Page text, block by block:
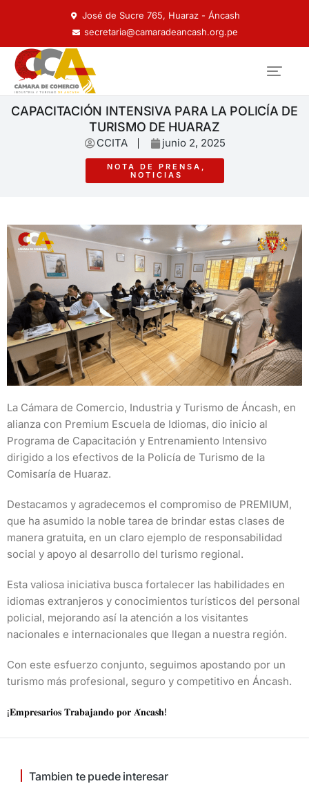
José de Sucre 765, Huaraz - Áncash
secretaria@camaradeancash.org.pe
CAPACITACIÓN INTENSIVA PARA LA POLICÍA DE
TURISMO DE HUARAZ
CCITA junio 2, 2025
NOTA DE PRENSA ,
NOTICIAS
La Cámara de Comercio, Industria y Turismo de Áncash, en
alianza con Premium Escuela de Idiomas, dio inicio al
Programa de Capacitación y Entrenamiento Intensivo
dirigido a los efectivos de la Policía de Turismo de la
Comisaría de Huaraz.
Destacamos y agradecemos el compromiso de PREMIUM,
que ha asumido la noble tarea de brindar estas clases de
manera gratuita, en un claro ejemplo de responsabilidad
social y apoyo al desarrollo del turismo regional.
Esta valiosa iniciativa busca fortalecer las habilidades en
idiomas extranjeros y conocimientos turísticos del personal
policial, mejorando así la atención a los visitantes
nacionales e internacionales que llegan a nuestra región.
Con este esfuerzo conjunto, seguimos apostando por un
turismo más profesional, seguro y competitivo en Áncash.
¡𝐄𝐦𝐩𝐫𝐞𝐬𝐚𝐫𝐢𝐨𝐬 𝐓𝐫𝐚𝐛𝐚𝐣𝐚𝐧𝐝𝐨 𝐩𝐨𝐫 𝐀́𝐧𝐜𝐚𝐬𝐡!
Tambien te puede interesar